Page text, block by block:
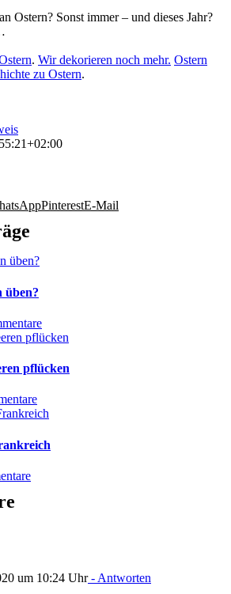
Ostern? Sonst immer – und dieses Jahr?
. Wir dekorieren noch mehr. Ostern
zu Ostern.
PinterestE-Mail
üben?
pflücken
um 10:24 Uhr- Antworten